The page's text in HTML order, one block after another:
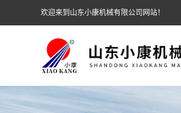
欢迎来到山东小康机械有限公司网站！